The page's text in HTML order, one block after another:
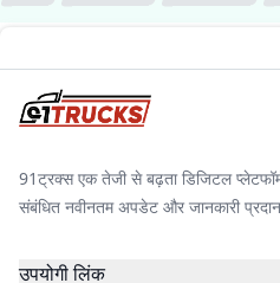
91ट्रक्स एक तेजी से बढ़ता डिजिटल
संबंधित नवीनतम अपडेट और जानकारी
उपयोगी लिंक